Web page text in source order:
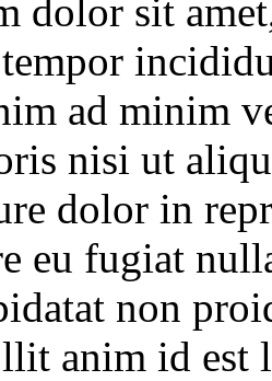
dolor sit
ad minim
nisi ut
dolor in
eu fugiat
non
anim id est